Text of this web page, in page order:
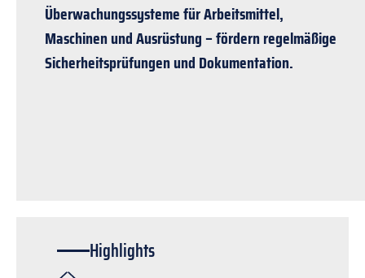
Überwachungssysteme für Arbeitsmittel,
Maschinen und Ausrüstung – fördern regelmäßige
Sicherheitsprüfungen und Dokumentation.
Highlights